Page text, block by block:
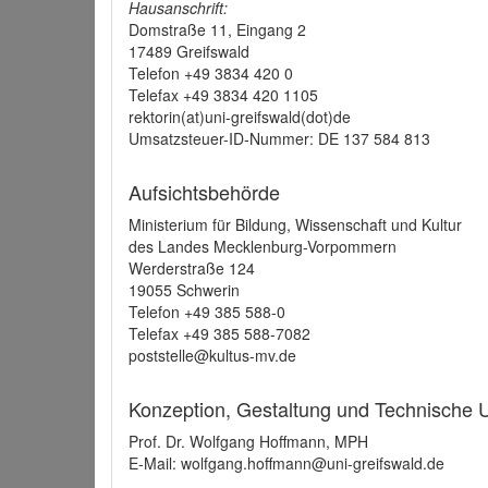
Hausanschrift:
Domstraße 11, Eingang 2
17489 Greifswald
Telefon +49 3834 420 0
Telefax +49 3834 420 1105
rektorin(at)uni-greifswald(dot)de
Umsatzsteuer-ID-Nummer: DE 137 584 813
Aufsichtsbehörde
Ministerium für Bildung, Wissenschaft und Kultur
des Landes Mecklenburg-Vorpommern
Werderstraße 124
19055 Schwerin
Telefon +49 385 588-0
Telefax +49 385 588-7082
poststelle@kultus-mv.de
Konzeption, Gestaltung und Technische
Prof. Dr. Wolfgang Hoffmann, MPH
E-Mail: wolfgang.hoffmann@uni-greifswald.de